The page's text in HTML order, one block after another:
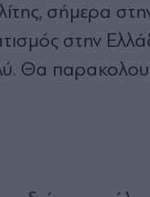
σήμερα
στην
Θα